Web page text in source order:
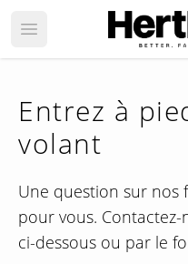
Open main menu
Entrez à
volant
Une question sur nos
pour vous.
ci-dessous ou par le